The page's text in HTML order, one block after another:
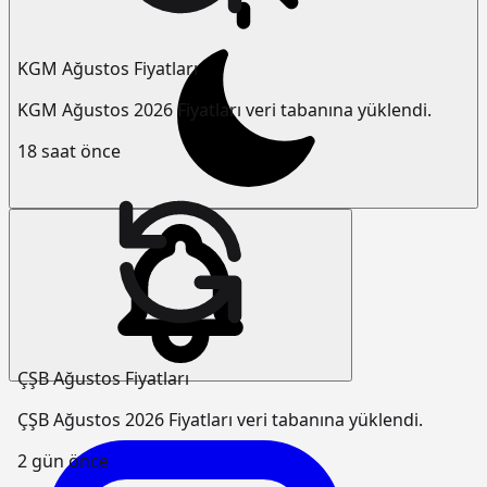
KGM Ağustos Fiyatları
KGM Ağustos 2026 Fiyatları veri tabanına yüklendi.
18 saat önce
ÇŞB Ağustos Fiyatları
ÇŞB Ağustos 2026 Fiyatları veri tabanına yüklendi.
2 gün önce